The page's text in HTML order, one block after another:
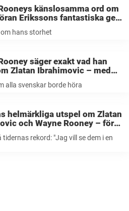
känslosamma ord om
Erikssons fantastiska gest
hans storhet
säger exakt vad han
Zlatan Ibrahimovic – med
alla svenskar borde höra
helmärkliga utspel om Zlatan
och Wayne Rooney – för
rekord: ”Jag vill se dem
tidernas rekord: "Jag vill se dem i en